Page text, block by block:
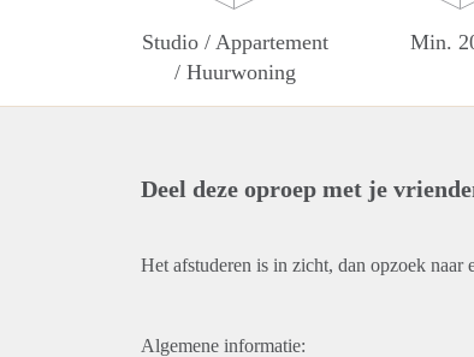
Studio / Appartement
/ Huurwoning
Min.
Deel deze oproep met je
Het afstuderen is in zicht, dan opzoek naar
Algemene informatie: